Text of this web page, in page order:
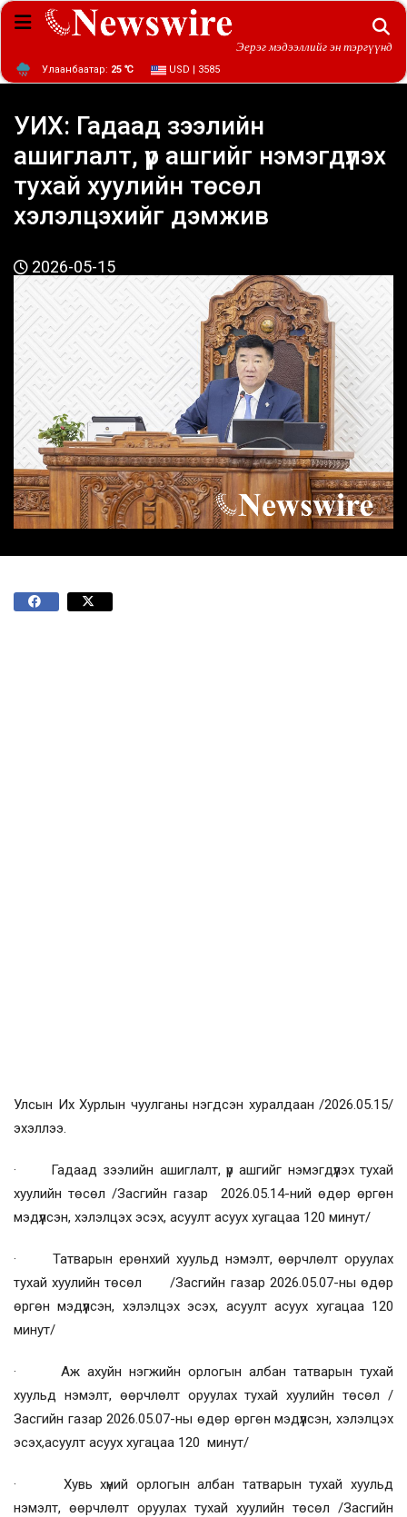
Эерэг мэдээллийг эн тэргүүнд
Улаанбаатар: 25 ℃ USD | 3585
УИХ: Гадаад зээлийн
ашиглалт, үр ашгийг нэмэгдүүлэх
тухай хуулийн төсөл
хэлэлцэхийг дэмжив
2026-05-15
Улсын Их Хурлын чуулганы нэгдсэн хуралдаан /2026.05.15/
эхэллээ.
· Гадаад зээлийн ашиглалт, үр ашгийг нэмэгдүүлэх тухай
хуулийн төсөл /Засгийн газар 2026.05.14-ний өдөр өргөн
мэдүүлсэн, хэлэлцэх эсэх, асуулт асуух хугацаа 120 минут/
· Татварын ерөнхий хуульд нэмэлт, өөрчлөлт оруулах
тухай хуулийн төсөл /Засгийн газар 2026.05.07-ны өдөр
өргөн мэдүүлсэн, хэлэлцэх эсэх, асуулт асуух хугацаа 120
минут/
· Аж ахуйн нэгжийн орлогын албан татварын тухай
хуульд нэмэлт, өөрчлөлт оруулах тухай хуулийн төсөл /
Засгийн газар 2026.05.07-ны өдөр өргөн мэдүүлсэн, хэлэлцэх
эсэх,асуулт асуух хугацаа 120 минут/
· Хувь хүний орлогын албан татварын тухай хуульд
нэмэлт, өөрчлөлт оруулах тухай хуулийн төсөл /Засгийн